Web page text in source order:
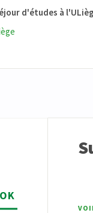
d'études à
OK